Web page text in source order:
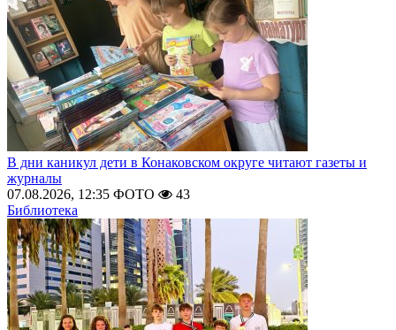
В дни каникул дети в Конаковском округе читают газеты и
журналы
07.08.2026, 12:35 ФОТО
43
Библиотека